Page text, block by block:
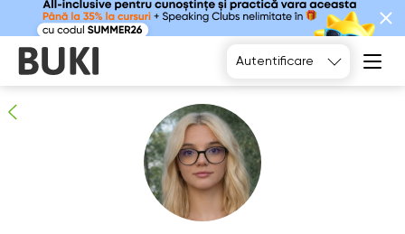
Autentificare
Andreea P. persoane recomandă